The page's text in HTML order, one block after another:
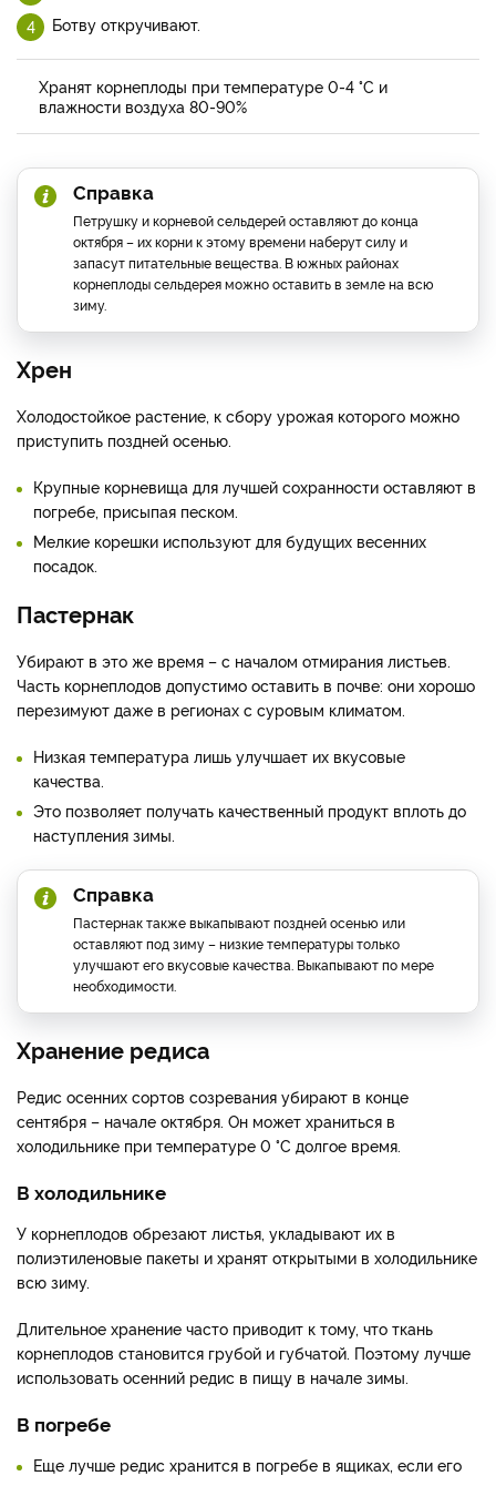
Ботву откручивают.
Хранят корнеплоды при температуре 0-4 °С и
влажности воздуха 80-90%
Справка
Петрушку и корневой сельдерей оставляют до конца
октября – их корни к этому времени наберут силу и
запасут питательные вещества. В южных районах
корнеплоды сельдерея можно оставить в земле на всю
зиму.
Хрен
Холодостойкое растение, к сбору урожая которого можно
приступить поздней осенью.
Крупные корневища для лучшей сохранности оставляют в
погребе, присыпая песком.
Мелкие корешки используют для будущих весенних
посадок.
Пастернак
Убирают в это же время – с началом отмирания листьев.
Часть корнеплодов допустимо оставить в почве: они хорошо
перезимуют даже в регионах с суровым климатом.
Низкая температура лишь улучшает их вкусовые
качества.
Это позволяет получать качественный продукт вплоть до
наступления зимы.
Справка
Пастернак также выкапывают поздней осенью или
оставляют под зиму – низкие температуры только
улучшают его вкусовые качества. Выкапывают по мере
необходимости.
Хранение редиса
Редис осенних сортов созревания убирают в конце
сентября – начале октября. Он может храниться в
холодильнике при температуре 0 °С долгое время.
В холодильнике
У корнеплодов обрезают листья, укладывают их в
полиэтиленовые пакеты и хранят открытыми в холодильнике
всю зиму.
Длительное хранение часто приводит к тому, что ткань
корнеплодов становится грубой и губчатой. Поэтому лучше
использовать осенний редис в пищу в начале зимы.
В погребе
Еще лучше редис хранится в погребе в ящиках, если его